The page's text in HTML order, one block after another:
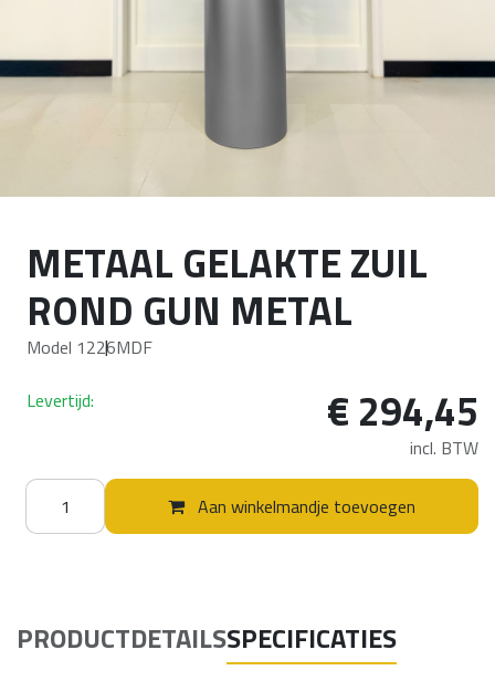
METAAL GELAKTE ZUIL
ROND GUN METAL
Model 1226MDF
Aan winkelmandje toevoegen
Levertijd: € 294,45
incl. BTW
PRODUCTDETAILSSPECIFICATIES